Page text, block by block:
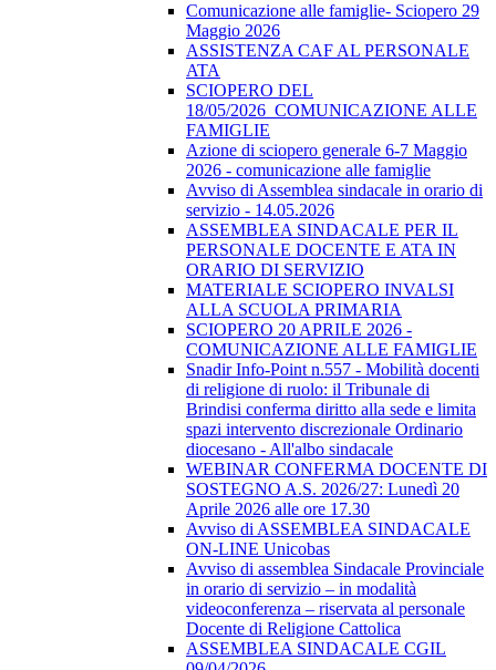
Comunicazione alle famiglie- Sciopero 29
Maggio 2026
ASSISTENZA CAF AL PERSONALE
ATA
SCIOPERO DEL
18/05/2026_COMUNICAZIONE ALLE
FAMIGLIE
Azione di sciopero generale 6-7 Maggio
2026 - comunicazione alle famiglie
Avviso di Assemblea sindacale in orario di
servizio - 14.05.2026
ASSEMBLEA SINDACALE PER IL
PERSONALE DOCENTE E ATA IN
ORARIO DI SERVIZIO
MATERIALE SCIOPERO INVALSI
ALLA SCUOLA PRIMARIA
SCIOPERO 20 APRILE 2026 -
COMUNICAZIONE ALLE FAMIGLIE
Snadir Info-Point n.557 - Mobilità docenti
di religione di ruolo: il Tribunale di
Brindisi conferma diritto alla sede e limita
spazi intervento discrezionale Ordinario
diocesano - All'albo sindacale
WEBINAR CONFERMA DOCENTE DI
SOSTEGNO A.S. 2026/27: Lunedì 20
Aprile 2026 alle ore 17.30
Avviso di ASSEMBLEA SINDACALE
ON-LINE Unicobas
Avviso di assemblea Sindacale Provinciale
in orario di servizio – in modalità
videoconferenza – riservata al personale
Docente di Religione Cattolica
ASSEMBLEA SINDACALE CGIL